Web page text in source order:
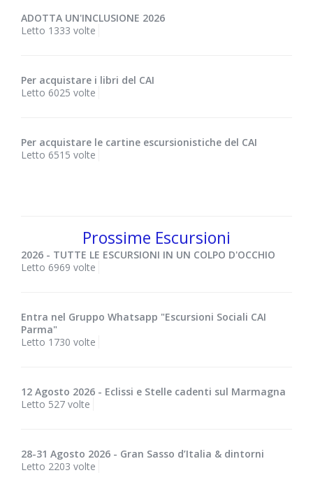
ADOTTA UN'INCLUSIONE 2026
Letto 1333 volte
Per acquistare i libri del CAI
Letto 6025 volte
Per acquistare le cartine escursionistiche del CAI
Letto 6515 volte
Prossime Escursioni
2026 - TUTTE LE ESCURSIONI IN UN COLPO D'OCCHIO
Letto 6969 volte
Entra nel Gruppo Whatsapp "Escursioni Sociali CAI
Parma"
Letto 1730 volte
12 Agosto 2026 - Eclissi e Stelle cadenti sul Marmagna
Letto 527 volte
28-31 Agosto 2026 - Gran Sasso d’Italia & dintorni
Letto 2203 volte